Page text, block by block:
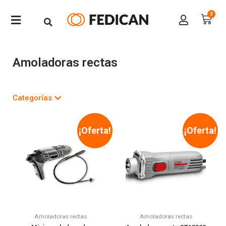
Amoladoras rectas
Categorías
¡Oferta!
Amoladoras rectas
¡Oferta!
Amoladoras rectas